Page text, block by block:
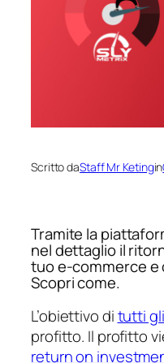
Scritto daStaff Mr Ketingin
Tramite la
nel dettaglio il
tuo e-commerce e
Scopri come.
L’obiettivo ditutti
profitto. Il profitto
return on